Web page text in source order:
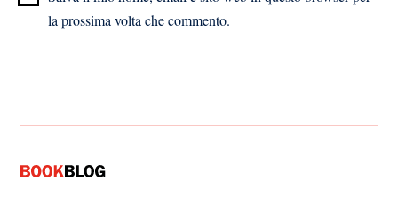
la prossima volta che commento.